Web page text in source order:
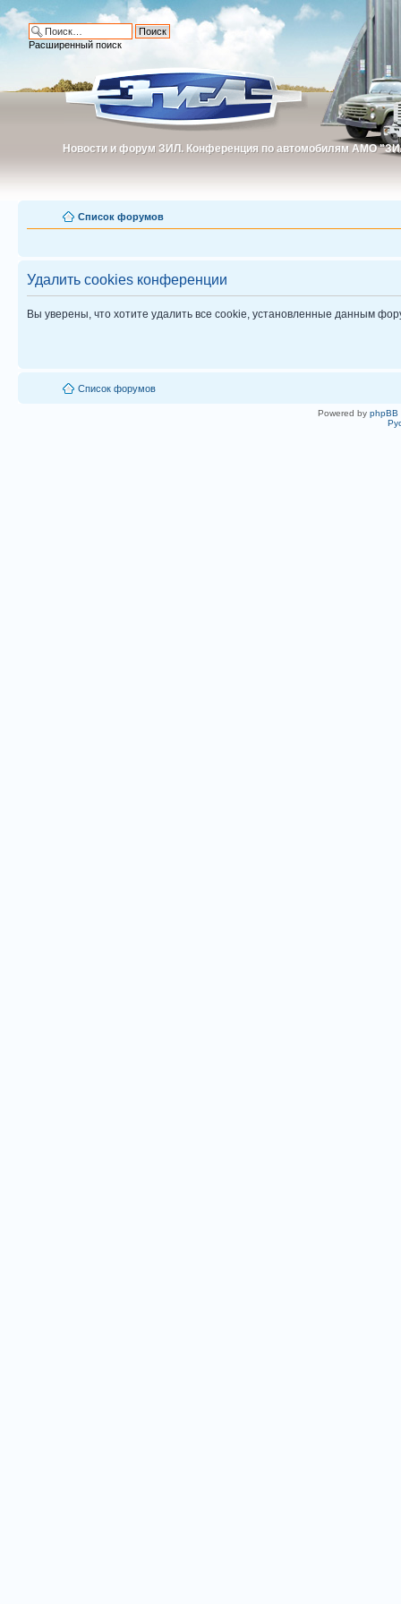
Новости и форум ЗИЛ. Конференция по автомобилям АМО
Новости и форум ЗИЛ. Конференция по автомобилям АМО
Расширенный поиск
Список форумов
Удалить cookies конференции
Вы уверены, что хотите удалить все cookie, установленные данным
Список форумов
Powered by phpBB